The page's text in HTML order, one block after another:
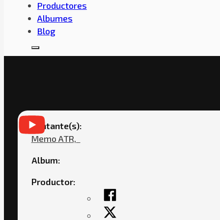
Productores
Albumes
Blog
Cantante(s):
Memo ATR,ㅤㅤ
Album:
Productor: